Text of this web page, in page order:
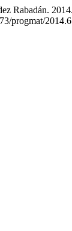
Rabadán.
progmat/